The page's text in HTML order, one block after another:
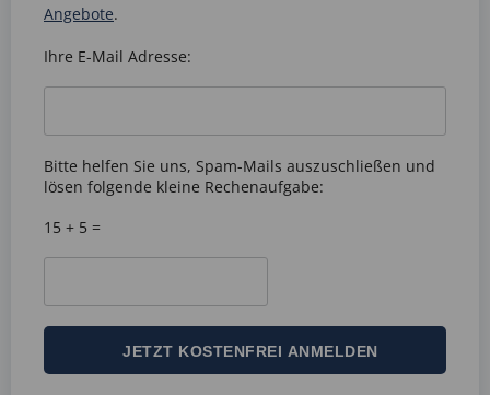
Angebote.
Ihre E-Mail Adresse:
Bitte helfen Sie uns, Spam-Mails auszuschließen und
lösen folgende kleine Rechenaufgabe:
15 + 5 =